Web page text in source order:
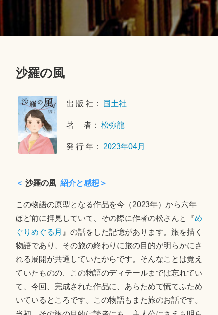
沙羅の風
出 版 社： 国土社
著 者：松弥龍
発 行 年： 2023年04月
＜ 沙羅の風 紹介と感想＞
この物語の原型となる作品を今（2023年）から六年
ほど前に拝見していて、その際に作者の松さんと『め
ぐりめぐる月 』の話をした記憶があります。旅を描く
物語であり、その旅の終わりに旅の目的が明らかにさ
れる展開が共通していたからです。そんなことは覚え
ていたものの、この物語のディテールまでは忘れてい
て、今回、完成された作品に、あらためて慌てふため
いているところです。この物語もまた旅のお話です。